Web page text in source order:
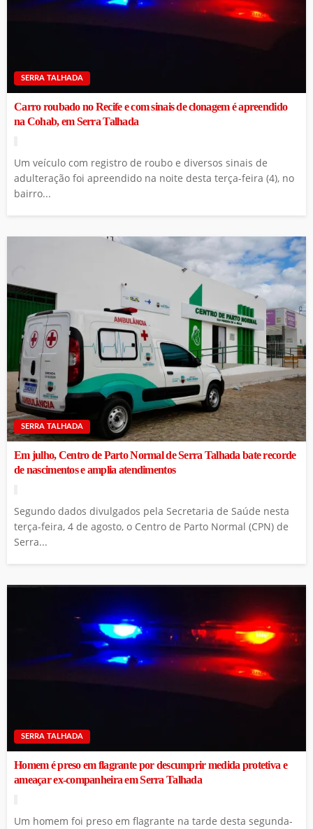
SERRA TALHADA
Carro roubado no Recife e com sinais de clonagem é apreendido
na Cohab, em Serra Talhada
Um veículo com registro de roubo e diversos sinais de
adulteração foi apreendido na noite desta terça-feira (4), no
bairro...
SERRA TALHADA
Em julho, Centro de Parto Normal de Serra Talhada bate recorde
de nascimentos e amplia atendimentos
Segundo dados divulgados pela Secretaria de Saúde nesta
terça-feira, 4 de agosto, o Centro de Parto Normal (CPN) de
Serra...
SERRA TALHADA
Homem é preso em flagrante por descumprir medida protetiva e
ameaçar ex-companheira em Serra Talhada
Um homem foi preso em flagrante na tarde desta segunda-